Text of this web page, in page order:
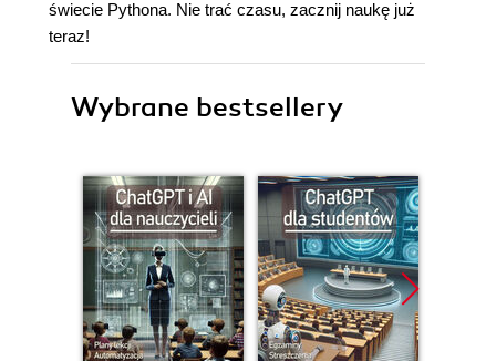
świecie Pythona. Nie trać czasu, zacznij naukę już
teraz!
Wybrane bestsellery